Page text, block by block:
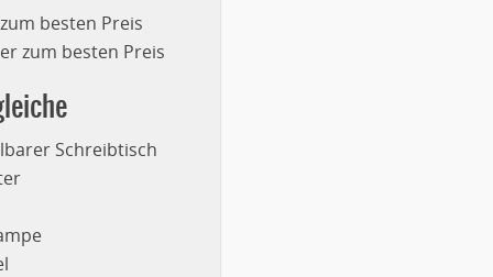
besten Preis
zum besten Preis
Schreibtisch